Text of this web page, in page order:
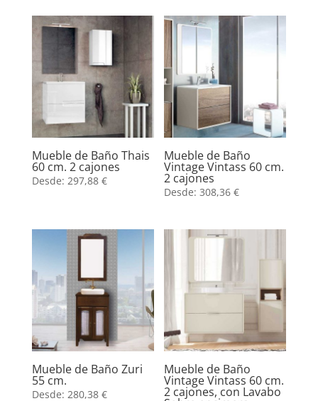
Mueble de Baño Thais
60 cm. 2 cajones
Desde: 297,88 €
Mueble de Baño
Vintage Vintass 60 cm.
2 cajones
Desde:308,36€
Mueble de Baño Zuri
55 cm.
Desde: 280,38 €
Mueble de Baño
Vintage Vintass 60 cm.
2 cajones, con Lavabo